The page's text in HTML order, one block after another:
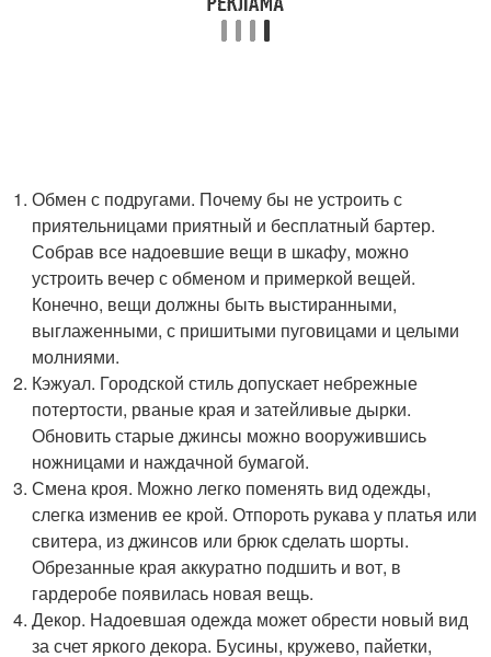
Обмен с подругами. Почему бы не устроить с
приятельницами приятный и бесплатный бартер.
Собрав все надоевшие вещи в шкафу, можно
устроить вечер с обменом и примеркой вещей.
Конечно, вещи должны быть выстиранными,
выглаженными, с пришитыми пуговицами и целыми
молниями.
Кэжуал. Городской стиль допускает небрежные
потертости, рваные края и затейливые дырки.
Обновить старые джинсы можно вооружившись
ножницами и наждачной бумагой.
Смена кроя. Можно легко поменять вид одежды,
слегка изменив ее крой. Отпороть рукава у платья или
свитера, из джинсов или брюк сделать шорты.
Обрезанные края аккуратно подшить и вот, в
гардеробе появилась новая вещь.
Декор. Надоевшая одежда может обрести новый вид
за счет яркого декора. Бусины, кружево, пайетки,